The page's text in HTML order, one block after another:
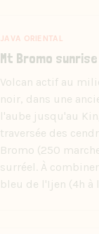
JAVA ORIENTAL
Mt Bromo sunrise
Volcan actif au
noir, dans une
l'aube jusqu'au
traversée des
Bromo (250
surréel. À
bleu de l'Ijen (4h à